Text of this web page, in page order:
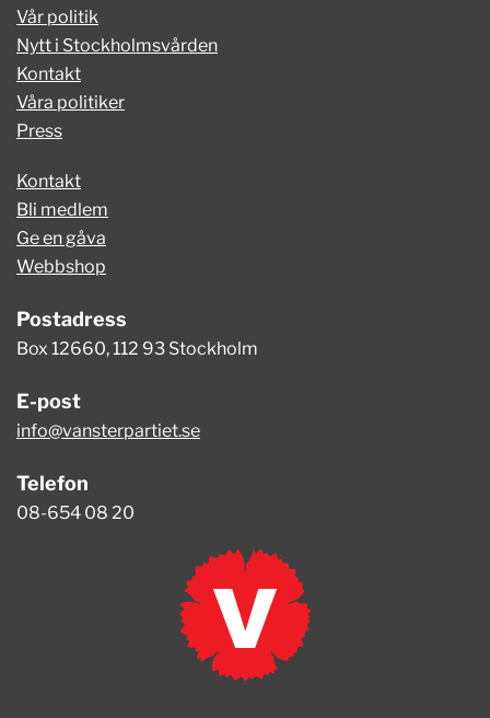
Vår politik
Nytt i Stockholmsvården
Kontakt
Våra politiker
Press
Kontakt
Bli medlem
Ge en gåva
Webbshop
Postadress
Box 12660, 112 93 Stockholm
E-post
info@vansterpartiet.se
Telefon
08-654 08 20